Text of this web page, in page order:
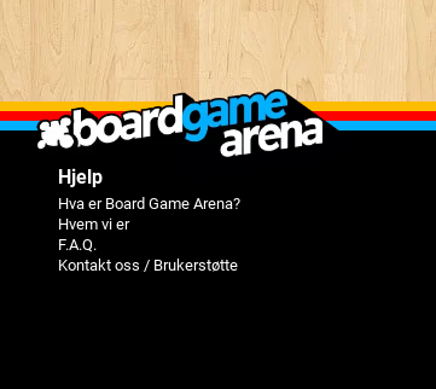
Hjelp
Hva er Board Game Arena?
Hvem vi er
F.A.Q.
Kontakt oss / Brukerstøtte